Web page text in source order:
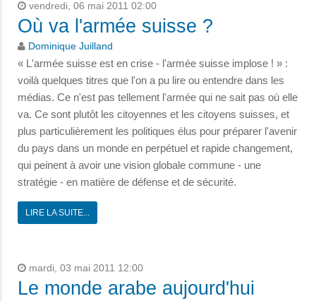
vendredi, 06 mai 2011 02:00
Où va l'armée suisse ?
Dominique Juilland
« L'armée suisse est en crise - l'armée suisse implose ! » :
voilà quelques titres que l'on a pu lire ou entendre dans les
médias. Ce n'est pas tellement l'armée qui ne sait pas où elle
va. Ce sont plutôt les citoyennes et les citoyens suisses, et
plus particulièrement les politiques élus pour préparer l'avenir
du pays dans un monde en perpétuel et rapide changement,
qui peinent à avoir une vision globale commune - une
stratégie - en matière de défense et de sécurité.
LIRE LA SUITE...
mardi, 03 mai 2011 12:00
Le monde arabe aujourd'hui